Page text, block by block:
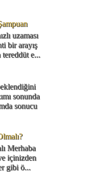
uzaması
bir arayış
e...
sonunda
sonucu
Merhaba
içinizden
gibi ö...